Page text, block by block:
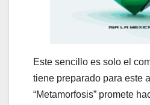
Este sencillo es solo el
tiene preparado para este
“Metamorfosis” promete